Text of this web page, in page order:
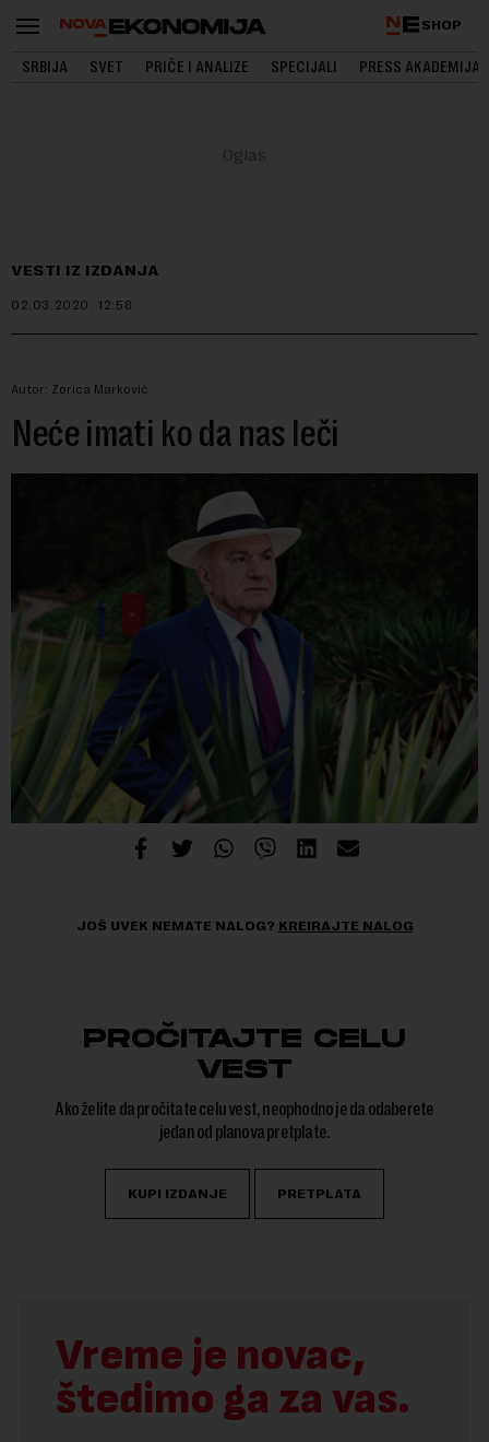
SHOP
SRBIJA SVET PRIČE I ANALIZE SPECIJALI PRESS AKADEMIJA
VESTI IZ IZDANJA
02.03.2020. 12:58
Autor: Zorica Marković
Neće imati ko da nas leči
JOŠ UVEK NEMATE NALOG? KREIRAJTE NALOG
PROČITAJTE CELU
VEST
Ako želite da pročitate celu vest, neophodno je da odaberete
jedan od planova pretplate.
KUPI IZDANJE PRETPLATA
Vreme je novac,
štedimo ga za vas.